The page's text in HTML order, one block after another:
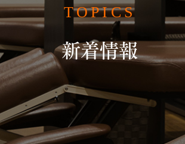
TOPICS
新着情報